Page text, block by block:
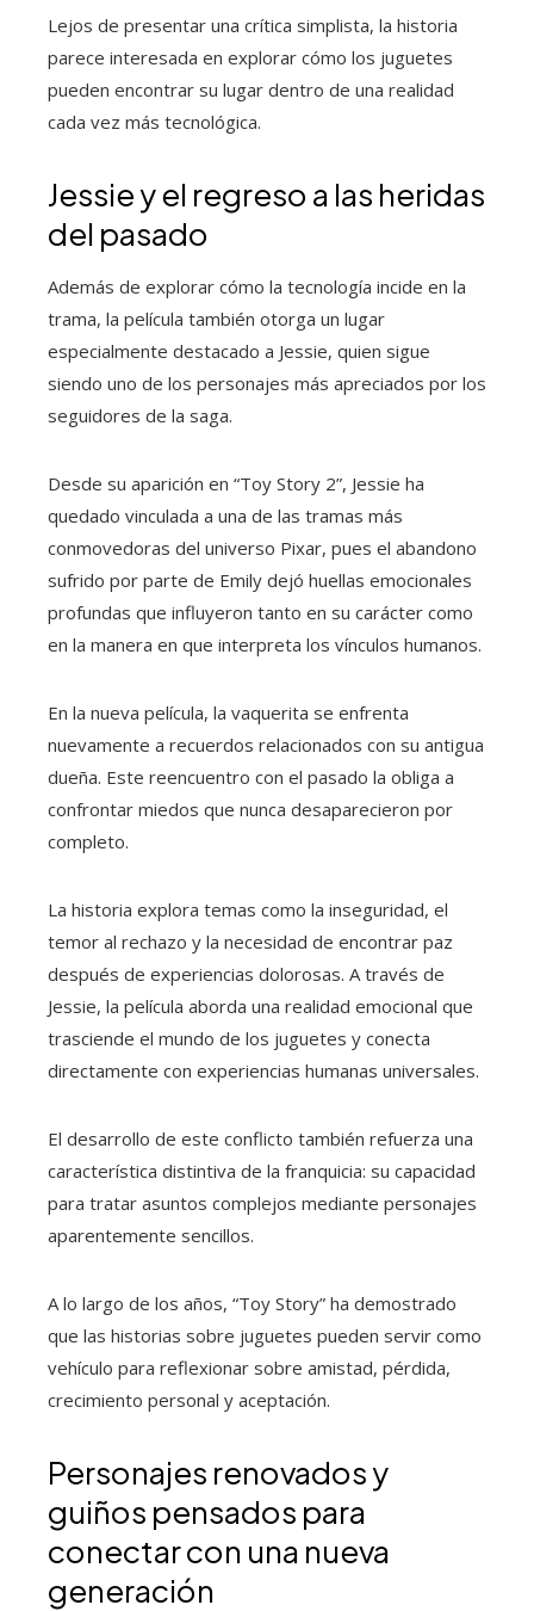
Lejos de presentar una crítica simplista, la historia
parece interesada en explorar cómo los juguetes
pueden encontrar su lugar dentro de una realidad
cada vez más tecnológica.
Jessie y el regreso a las heridas
del pasado
Además de explorar cómo la tecnología incide en la
trama, la película también otorga un lugar
especialmente destacado a Jessie, quien sigue
siendo uno de los personajes más apreciados por los
seguidores de la saga.
Desde su aparición en “Toy Story 2”, Jessie ha
quedado vinculada a una de las tramas más
conmovedoras del universo Pixar, pues el abandono
sufrido por parte de Emily dejó huellas emocionales
profundas que influyeron tanto en su carácter como
en la manera en que interpreta los vínculos humanos.
En la nueva película, la vaquerita se enfrenta
nuevamente a recuerdos relacionados con su antigua
dueña. Este reencuentro con el pasado la obliga a
confrontar miedos que nunca desaparecieron por
completo.
La historia explora temas como la inseguridad, el
temor al rechazo y la necesidad de encontrar paz
después de experiencias dolorosas. A través de
Jessie, la película aborda una realidad emocional que
trasciende el mundo de los juguetes y conecta
directamente con experiencias humanas universales.
El desarrollo de este conflicto también refuerza una
característica distintiva de la franquicia: su capacidad
para tratar asuntos complejos mediante personajes
aparentemente sencillos.
A lo largo de los años, “Toy Story” ha demostrado
que las historias sobre juguetes pueden servir como
vehículo para reflexionar sobre amistad, pérdida,
crecimiento personal y aceptación.
Personajes renovados y
guiños pensados para
conectar con una nueva
generación